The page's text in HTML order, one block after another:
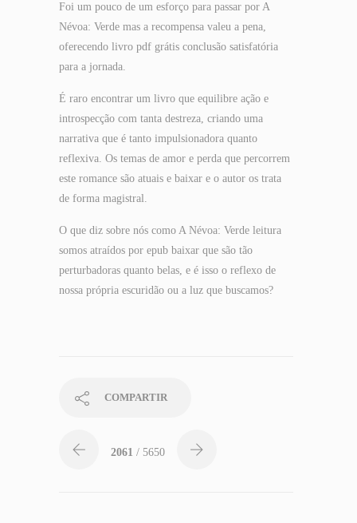
Foi um pouco de um esforço para passar por A
Névoa: Verde mas a recompensa valeu a pena,
oferecendo livro pdf grátis conclusão satisfatória
para a jornada.
É raro encontrar um livro que equilibre ação e
introspecção com tanta destreza, criando uma
narrativa que é tanto impulsionadora quanto
reflexiva. Os temas de amor e perda que percorrem
este romance são atuais e baixar e o autor os trata
de forma magistral.
O que diz sobre nós como A Névoa: Verde leitura
somos atraídos por epub baixar que são tão
perturbadoras quanto belas, e é isso o reflexo de
nossa própria escuridão ou a luz que buscamos?
COMPARTIR
2061 / 5650